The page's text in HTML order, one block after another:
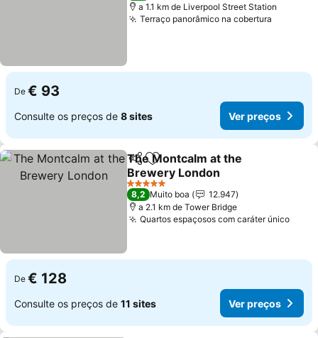
a 1.1 km de Liverpool Street Station
Terraço panorâmico na cobertura
De € 93
Consulte os preços de 8 sites Ver preços
PartilharAdicionar aos favoritos
The Montcalm at the
Brewery London
Ver preços
5 Estrelas
8,2 Muito boa
12.947
a 2.1 km de Tower Bridge
Quartos espaçosos com caráter únicoVer
De € 128
Consulte os preços de 11 sites Ver preços